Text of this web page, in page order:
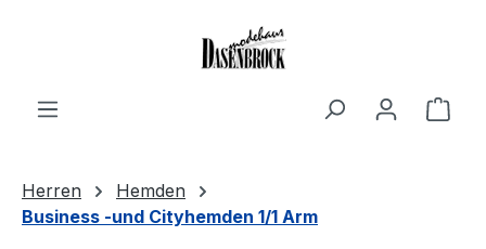
Herren
Hemden
Business -und Cityhemden 1/1 Arm